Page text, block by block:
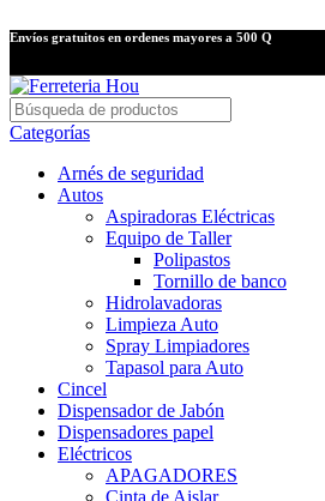
Envíos gratuitos en ordenes mayores a 500 Q
Categorías
Arnés de seguridad
Autos
Aspiradoras Eléctricas
Equipo de Taller
Polipastos
Tornillo de banco
Hidrolavadoras
Limpieza Auto
Spray Limpiadores
Tapasol para Auto
Cincel
Dispensador de Jabón
Dispensadores papel
Eléctricos
APAGADORES
Cinta de Aislar